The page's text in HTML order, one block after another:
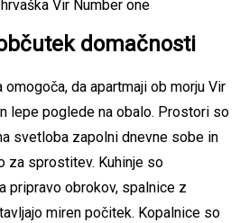
domačnosti
da apartmaji ob morju Vir
lepe poglede na obalo. Prostori so
svetloba zapolni dnevne sobe in
za sprostitev. Kuhinje so
pripravo obrokov, spalnice z
miren počitek. Kopalnice so